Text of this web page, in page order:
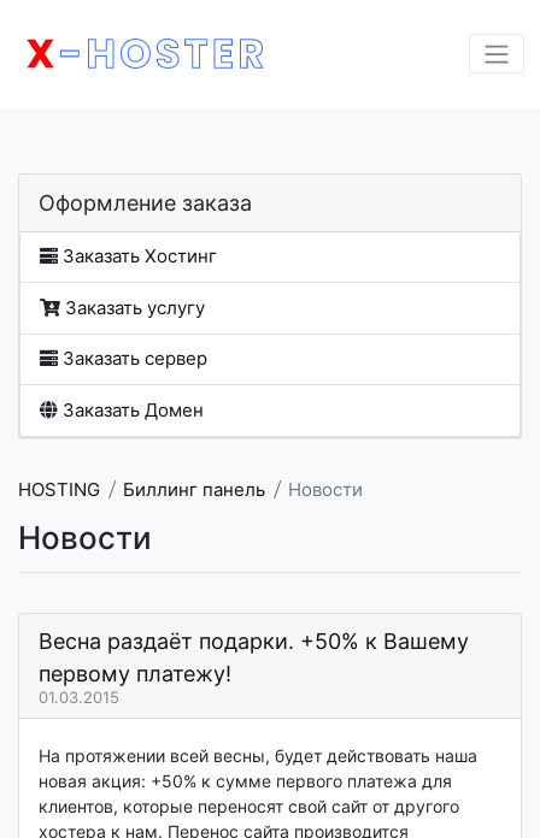
Оформление заказа
Заказать Хостинг
Заказать услугу
Заказать сервер
Заказать Домен
HOSTING Биллинг панель Новости
Новости
Весна раздаёт подарки. +50% к Вашему
первому платежу!
01.03.2015
На протяжении всей весны, будет действовать наша
новая акция: +50% к сумме первого платежа для
клиентов, которые переносят свой сайт от другого
хостера к нам. Перенос сайта производится